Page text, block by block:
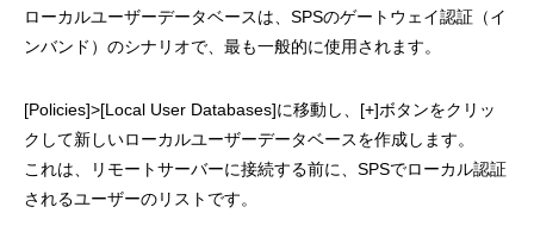
ローカルユーザーデータベースは、SPSのゲートウェイ認証（イ
ンバンド）のシナリオで、最も一般的に使用されます。
[Policies]>[Local User Databases]に移動し、[+]ボタンをクリッ
クして新しいローカルユーザーデータベースを作成します。
これは、リモートサーバーに接続する前に、SPSでローカル認証
されるユーザーのリストです。